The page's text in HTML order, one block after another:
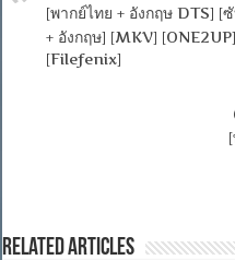
[พากย์ไทย + อังกฤษ DTS] [
+ อังกฤษ] [MKV] [ONE2UP]
[Filefenix]
Related Articles